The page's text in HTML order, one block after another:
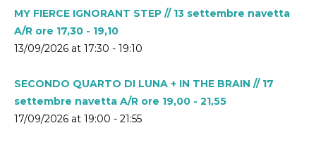
MY FIERCE IGNORANT STEP // 13 settembre navetta
A/R ore 17,30 - 19,10
13/09/2026 at 17:30 - 19:10
SECONDO QUARTO DI LUNA + IN THE BRAIN // 17
settembre navetta A/R ore 19,00 - 21,55
17/09/2026 at 19:00 - 21:55